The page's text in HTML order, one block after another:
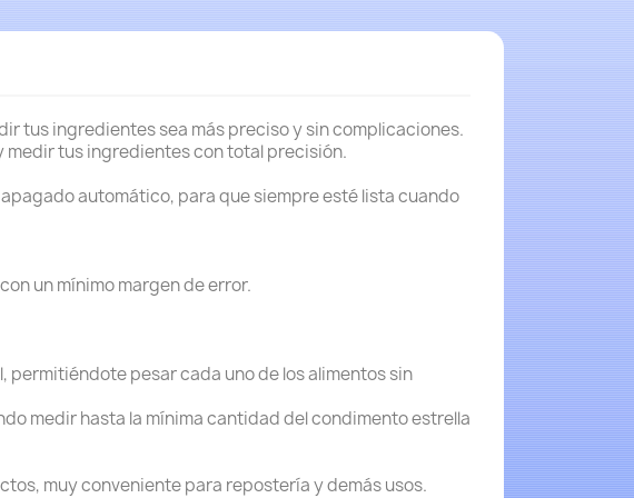
tus ingredientes sea más preciso y sin complicaciones.
medir tus ingredientes con total precisión.
automático, para que siempre esté lista cuando
un mínimo margen de error.
pesar cada uno de los alimentos sin
medir hasta la mínima cantidad del condimento estrella
muy conveniente para repostería y demás usos.